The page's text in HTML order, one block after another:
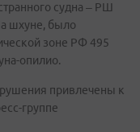
судна – РШ
шхуне, было
зоне РФ 495
опилио.
привлечены к
группе